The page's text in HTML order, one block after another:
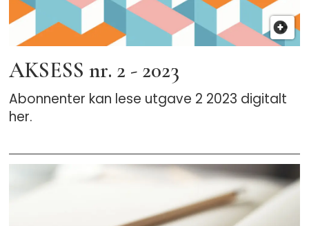
hvordan ser egentlig superhelt Hen
Arkivsektor ut? Les mer her:Vår egen
AKSESS nr. 2 - 2023
Abonnenter kan lese utgave 2 2023 digitalt
her.